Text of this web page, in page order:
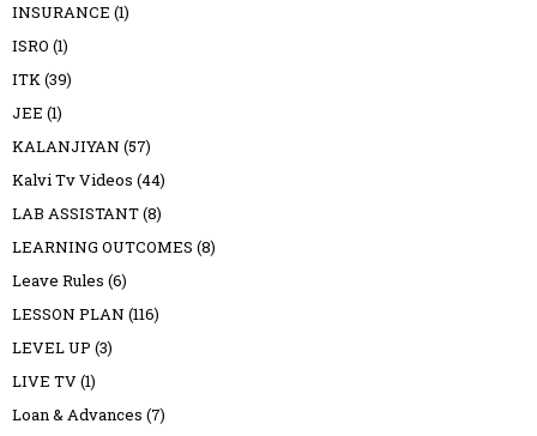
INSURANCE (1)
ISRO (1)
ITK(39)
JEE (1)
KALANJIYAN (57)
Kalvi Tv Videos (44)
LAB ASSISTANT(8)
LEARNING OUTCOMES (8)
Leave Rules (6)
LESSON PLAN (116)
LEVEL UP (3)
LIVE TV(1)
Loan & Advances (7)